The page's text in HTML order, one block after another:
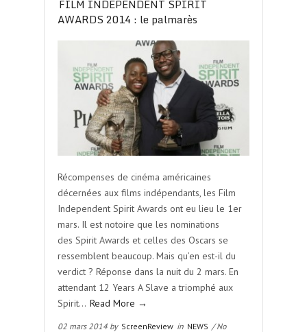
FILM INDEPENDENT SPIRIT
AWARDS 2014 : le palmarès
Récompenses de cinéma américaines
décernées aux films indépendants, les Film
Independent Spirit Awards ont eu lieu le 1er
mars. Il est notoire que les nominations
des Spirit Awards et celles des Oscars se
ressemblent beaucoup. Mais qu’en est-il du
verdict ? Réponse dans la nuit du 2 mars. En
attendant 12 Years A Slave a triomphé aux
Spirit… Read More →
02 mars 2014 by ScreenReview in NEWS / No